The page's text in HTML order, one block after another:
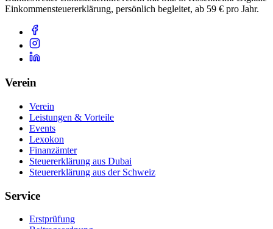
Einkommensteuererklärung, persönlich begleitet, ab 59 € pro Jahr.
Verein
Verein
Leistungen & Vorteile
Events
Lexokon
Finanzämter
Steuererklärung aus Dubai
Steuererklärung aus der Schweiz
Service
Erstprüfung